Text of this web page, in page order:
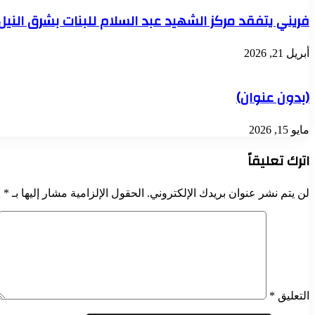
فريني يتفقد مركز الشهيد عبد السلام للبنات بشرق
أبريل 21, 2026
(بدون عنوان)
مايو 15, 2026
اترك تعليقاً
لن يتم نشر عنوان بريدك الإلكتروني. الحقول الإلزامية مشار إليها بـ *
التعليق *